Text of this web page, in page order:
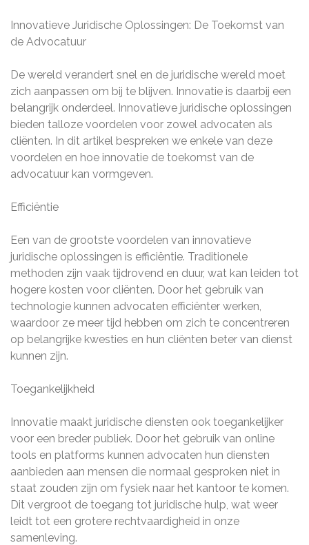
Innovatieve Juridische Oplossingen: De Toekomst van
de Advocatuur
De wereld verandert snel en de juridische wereld moet
zich aanpassen om bij te blijven. Innovatie is daarbij een
belangrijk onderdeel. Innovatieve juridische oplossingen
bieden talloze voordelen voor zowel advocaten als
cliënten. In dit artikel bespreken we enkele van deze
voordelen en hoe innovatie de toekomst van de
advocatuur kan vormgeven.
Efficiëntie
Een van de grootste voordelen van innovatieve
juridische oplossingen is efficiëntie. Traditionele
methoden zijn vaak tijdrovend en duur, wat kan leiden tot
hogere kosten voor cliënten. Door het gebruik van
technologie kunnen advocaten efficiënter werken,
waardoor ze meer tijd hebben om zich te concentreren
op belangrijke kwesties en hun cliënten beter van dienst
kunnen zijn.
Toegankelijkheid
Innovatie maakt juridische diensten ook toegankelijker
voor een breder publiek. Door het gebruik van online
tools en platforms kunnen advocaten hun diensten
aanbieden aan mensen die normaal gesproken niet in
staat zouden zijn om fysiek naar het kantoor te komen.
Dit vergroot de toegang tot juridische hulp, wat weer
leidt tot een grotere rechtvaardigheid in onze
samenleving.